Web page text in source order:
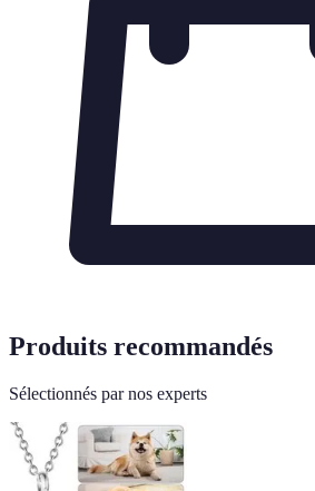
Produits recommandés
Sélectionnés par nos experts